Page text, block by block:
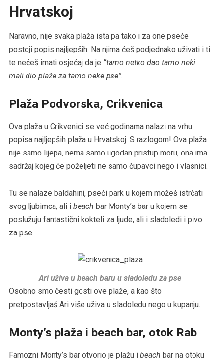
Hrvatskoj
Naravno, nije svaka plaža ista pa tako i za one pseće
postoji popis najljepših. Na njima ćeš podjednako uživati i ti
te nećeš imati osjećaj da je “tamo netko dao tamo neki
mali dio plaže za tamo neke pse”.
Plaža Podvorska, Crikvenica
Ova plaža u Crikvenici se već godinama nalazi na vrhu
popisa najljepših plaža u Hrvatskoj. S razlogom! Ova plaža
nije samo lijepa, nema samo ugodan pristup moru, ona ima
sadržaj kojeg će poželjeti ne samo čupavci nego i vlasnici.
Tu se nalaze baldahini, pseći park u kojem možeš istrčati
svog ljubimca, ali i beach bar Monty’s bar u kojem se
poslužuju fantastični kokteli za ljude, ali i sladoledi i pivo
za pse.
Ari uživa u beach baru u sladoledu za pse
Osobno smo česti gosti ove plaže, a kao što
pretpostavljaš Ari više uživa u sladoledu nego u kupanju.
Monty’s plaža i beach bar, otok Rab
Famozni Monty’s bar otvorio je plažu i beach bar na otoku